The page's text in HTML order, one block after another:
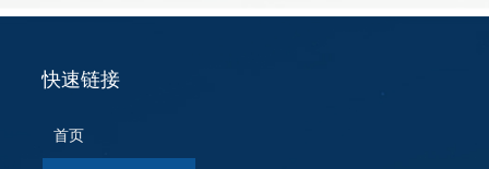
快速链接
首页